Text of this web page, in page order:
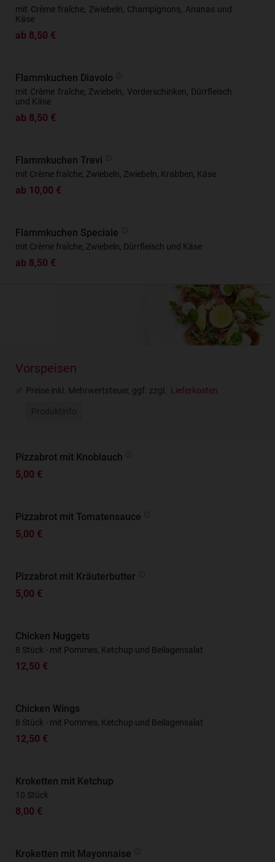
mit Crème fraîche, Zwiebeln, Champignons, Ananas und
Käse
ab 8,50 €
Flammkuchen Diavolo
mit Crème fraîche, Zwiebeln, Vorderschinken, Dürrfleisch
und Käse
ab 8,50 €
Flammkuchen Trevi
mit Crème fraîche, Zwiebeln, Zwiebeln, Krabben, Käse
ab 10,00 €
Flammkuchen Speciale
mit Crème fraîche, Zwiebeln, Dürrfleisch und Käse
ab 8,50 €
Vorspeisen
Preise inkl. Mehrwertsteuer, ggf. zzgl. Lieferkosten
Pizzabrot mit Knoblauch
5,00 €
Pizzabrot mit Tomatensauce
5,00 €
Pizzabrot mit Kräuterbutter
5,00 €
Chicken Nuggets
8 Stück - mit Pommes, Ketchup und Beilagensalat
12,50 €
Chicken Wings
8 Stück - mit Pommes, Ketchup und Beilagensalat
12,50 €
Kroketten mit Ketchup
10 Stück
8,00 €
Kroketten mit Mayonnaise